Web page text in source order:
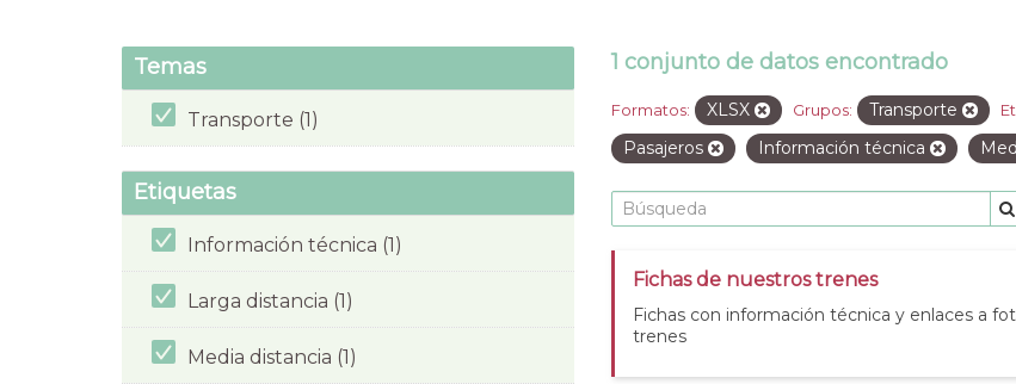
Temas
Transporte (1)
Etiquetas
Información técnica (1)
Larga distancia (1)
Media distancia (1)
1 conjunto de datos encontrado
Formatos: XLSX Grupos: Transporte
Pasajeros
Información técnica
Fichas de nuestros trenes
Fichas con información técnica y enlaces a
trenes